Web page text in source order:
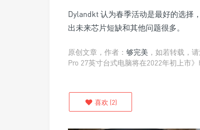
Dylandkt 认为春季活动是最好的选择
出未来芯片短缺和其他问题很多。
原创文章，作者： 够完美 ，如若转载，
Pro 27英寸台式电脑将在2022年初上市
喜欢 (2)